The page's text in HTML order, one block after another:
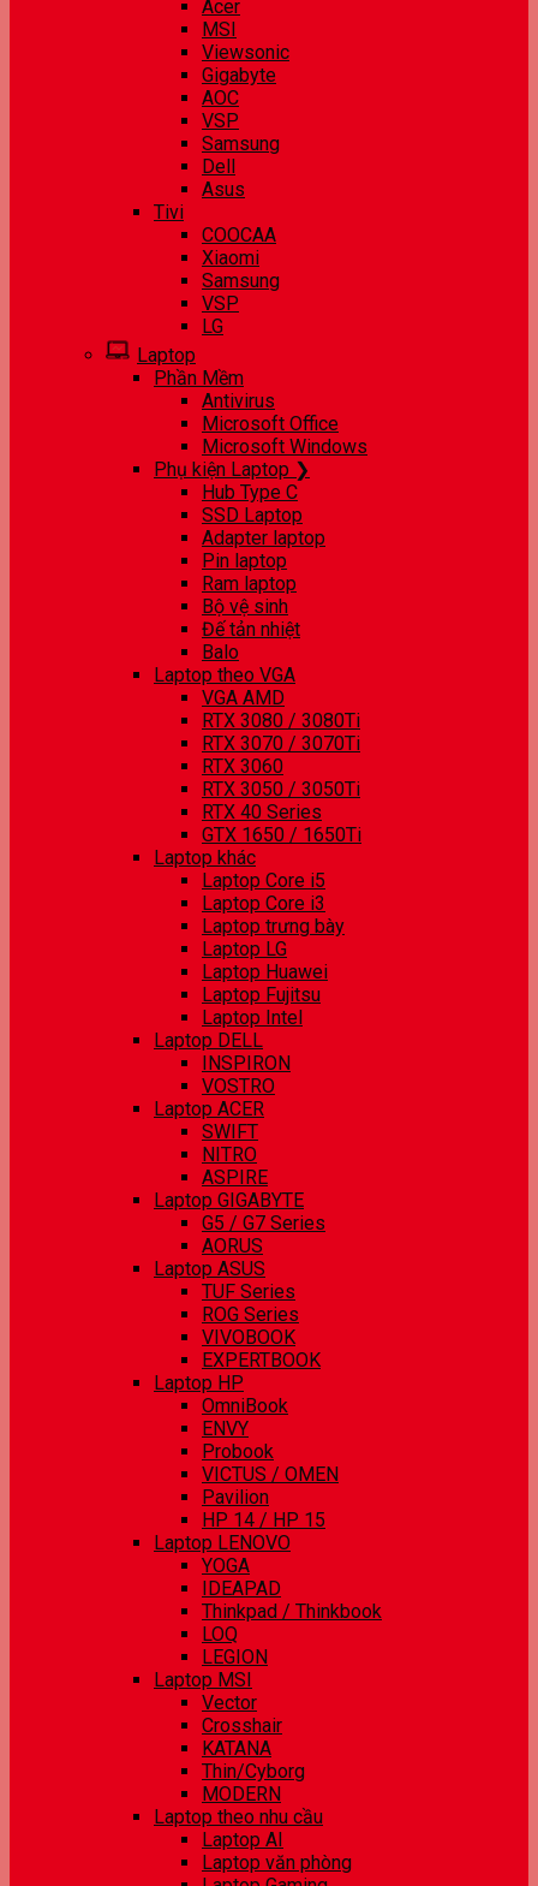
Acer
MSI
Viewsonic
Gigabyte
AOC
VSP
Samsung
Dell
Asus
Tivi
COOCAA
Xiaomi
Samsung
VSP
LG
Laptop
Phần Mềm
Antivirus
Microsoft Office
Microsoft Windows
Phụ kiện Laptop ❯
Hub Type C
SSD Laptop
Adapter laptop
Pin laptop
Ram laptop
Bộ vệ sinh
Đế tản nhiệt
Balo
Laptop theo VGA
VGA AMD
RTX 3080 / 3080Ti
RTX 3070 / 3070Ti
RTX 3060
RTX 3050 / 3050Ti
RTX 40 Series
GTX 1650 / 1650Ti
Laptop khác
Laptop Core i5
Laptop Core i3
Laptop trưng bày
Laptop LG
Laptop Huawei
Laptop Fujitsu
Laptop Intel
Laptop DELL
INSPIRON
VOSTRO
Laptop ACER
SWIFT
NITRO
ASPIRE
Laptop GIGABYTE
G5 / G7 Series
AORUS
Laptop ASUS
TUF Series
ROG Series
VIVOBOOK
EXPERTBOOK
Laptop HP
OmniBook
ENVY
Probook
VICTUS / OMEN
Pavilion
HP 14 / HP 15
Laptop LENOVO
YOGA
IDEAPAD
Thinkpad / Thinkbook
LOQ
LEGION
Laptop MSI
Vector
Crosshair
KATANA
Thin/Cyborg
MODERN
Laptop theo nhu cầu
Laptop AI
Laptop văn phòng